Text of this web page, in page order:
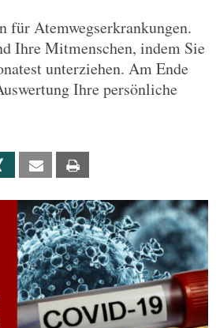
für Atemwegserkrankungen.
Ihre Mitmenschen, indem Sie
unterziehen. Am Ende
Ihre persönliche
Xing Email